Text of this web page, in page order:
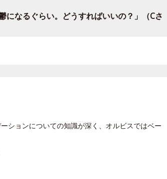
なるぐらい。どうすればいいの？」（Cさ
ションについての知識が深く、オルビスではベー